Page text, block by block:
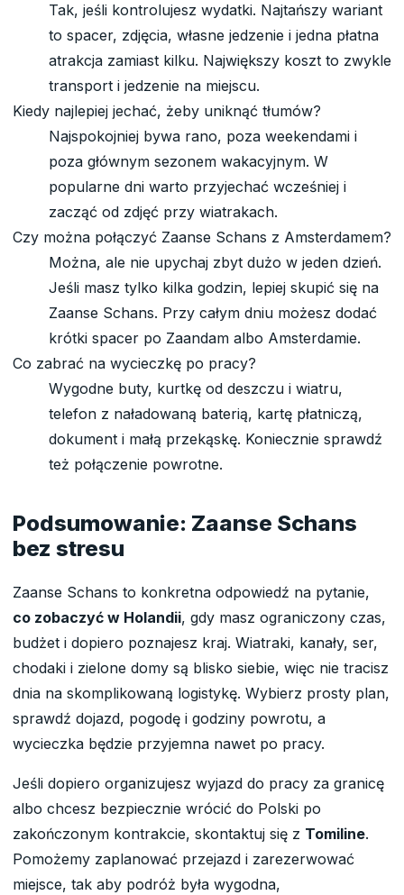
Tak, jeśli kontrolujesz wydatki. Najtańszy wariant
to spacer, zdjęcia, własne jedzenie i jedna płatna
atrakcja zamiast kilku. Największy koszt to zwykle
transport i jedzenie na miejscu.
Kiedy najlepiej jechać, żeby uniknąć tłumów?
Najspokojniej bywa rano, poza weekendami i
poza głównym sezonem wakacyjnym. W
popularne dni warto przyjechać wcześniej i
zacząć od zdjęć przy wiatrakach.
Czy można połączyć Zaanse Schans z Amsterdamem?
Można, ale nie upychaj zbyt dużo w jeden dzień.
Jeśli masz tylko kilka godzin, lepiej skupić się na
Zaanse Schans. Przy całym dniu możesz dodać
krótki spacer po Zaandam albo Amsterdamie.
Co zabrać na wycieczkę po pracy?
Wygodne buty, kurtkę od deszczu i wiatru,
telefon z naładowaną baterią, kartę płatniczą,
dokument i małą przekąskę. Koniecznie sprawdź
też połączenie powrotne.
Podsumowanie: Zaanse Schans
bez stresu
Zaanse Schans to konkretna odpowiedź na pytanie,
co zobaczyć w Holandii, gdy masz ograniczony czas,
budżet i dopiero poznajesz kraj. Wiatraki, kanały, ser,
chodaki i zielone domy są blisko siebie, więc nie tracisz
dnia na skomplikowaną logistykę. Wybierz prosty plan,
sprawdź dojazd, pogodę i godziny powrotu, a
wycieczka będzie przyjemna nawet po pracy.
Jeśli dopiero organizujesz wyjazd do pracy za granicę
albo chcesz bezpiecznie wrócić do Polski po
zakończonym kontrakcie, skontaktuj się z Tomiline.
Pomożemy zaplanować przejazd i zarezerwować
miejsce, tak aby podróż była wygodna,